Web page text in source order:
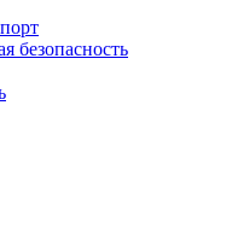
безопасность